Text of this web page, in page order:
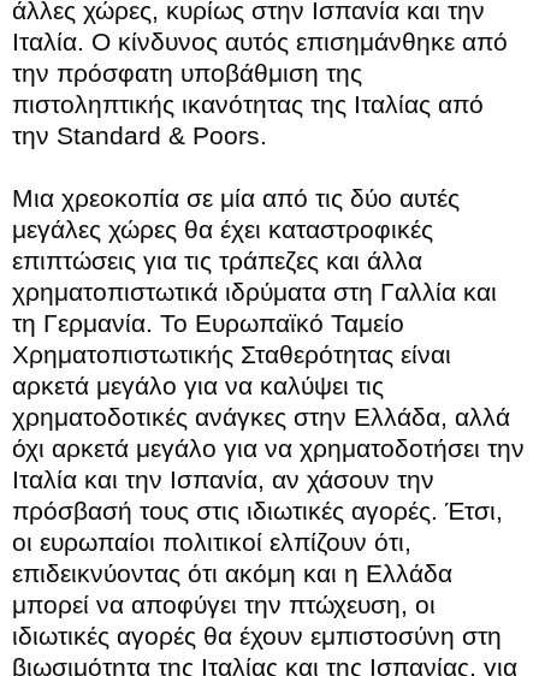
άλλες χώρες, κυρίως στην Ισπανία και την
Ιταλία. Ο κίνδυνος αυτός επισημάνθηκε από
την πρόσφατη υποβάθμιση της
πιστοληπτικής ικανότητας της Ιταλίας από
την Standard & Poors.
Μια χρεοκοπία σε μία από τις δύο αυτές
μεγάλες χώρες θα έχει καταστροφικές
επιπτώσεις για τις τράπεζες και άλλα
χρηματοπιστωτικά ιδρύματα στη Γαλλία και
τη Γερμανία. Το Ευρωπαϊκό Ταμείο
Χρηματοπιστωτικής Σταθερότητας είναι
αρκετά μεγάλο για να καλύψει τις
χρηματοδοτικές ανάγκες στην Ελλάδα, αλλά
όχι αρκετά μεγάλο για να χρηματοδοτήσει την
Ιταλία και την Ισπανία, αν χάσουν την
πρόσβασή τους στις ιδιωτικές αγορές. Έτσι,
οι ευρωπαίοι πολιτικοί ελπίζουν ότι,
επιδεικνύοντας ότι ακόμη και η Ελλάδα
μπορεί να αποφύγει την πτώχευση, οι
ιδιωτικές αγορές θα έχουν εμπιστοσύνη στη
βιωσιμότητα της Ιταλίας και της Ισπανίας, για